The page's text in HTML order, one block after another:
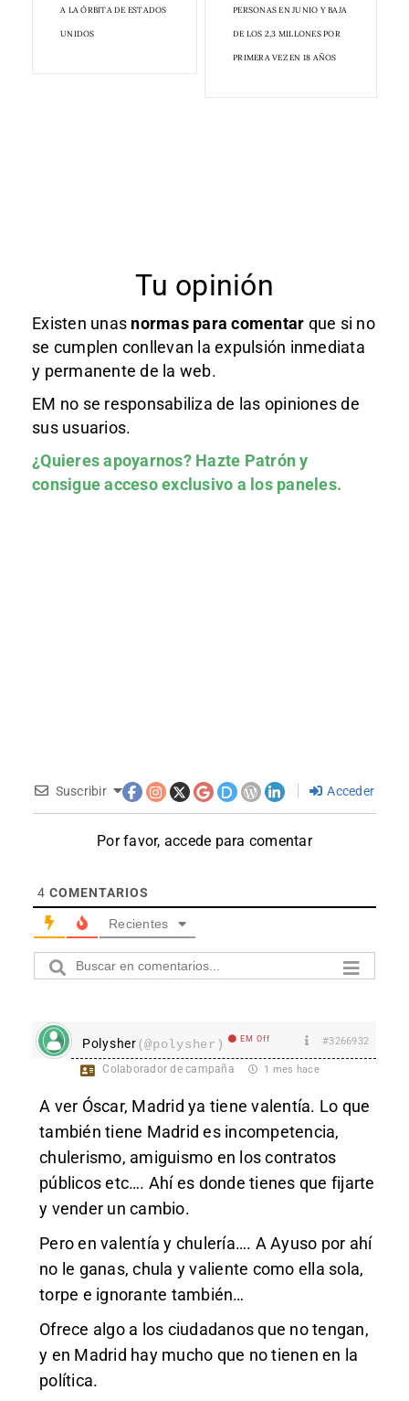
A LA ÓRBITA DE ESTADOS
UNIDOS
PERSONAS EN JUNIO Y BAJA
DE LOS 2,3 MILLONES POR
PRIMERA VEZ EN 18 AÑOS
Tu opinión
Existen unas normas para comentar que si no
se cumplen conllevan la expulsión inmediata
y permanente de la web.
EM no se responsabiliza de las opiniones de
sus usuarios.
¿Quieres apoyarnos? Hazte Patróny
consigue acceso exclusivo a los paneles.
Suscribir Acceder
Por favor, accede para comentar
4 COMENTARIOS
Recientes
Polysher(@polysher) EM Off #3266932
Colaborador de campaña 1 mes hace
A ver Óscar, Madrid ya tiene valentía. Lo que
también tiene Madrid es incompetencia,
chulerismo, amiguismo en los contratos
públicos etc…. Ahí es donde tienes que fijarte
y vender un cambio.
Pero en valentía y chulería…. A Ayuso por ahí
no le ganas, chula y valiente como ella sola,
torpe e ignorante también…
Ofrece algo a los ciudadanos que no tengan,
y en Madrid hay mucho que no tienen en la
política.